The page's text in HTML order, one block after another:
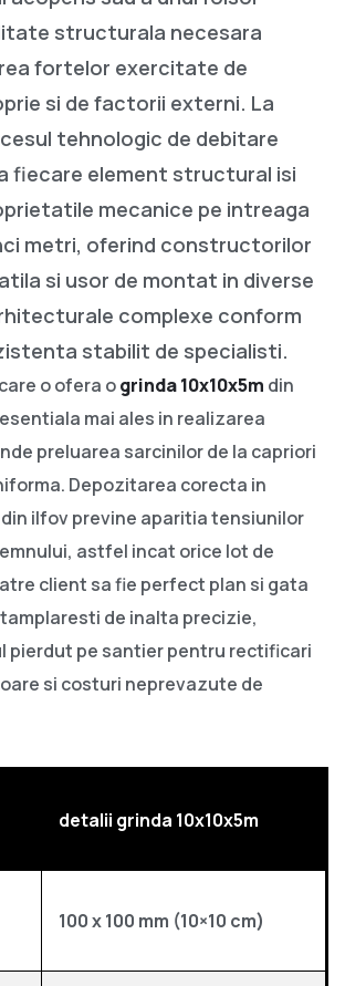
structurala necesara
fortelor exercitate de
si de factorii externi. La
tehnologic de debitare
fiecare element structural isi
mecanice pe intreaga
metri, oferind constructorilor
si usor de montat in diverse
complexe conform
stabilit de specialisti.
o ofera ogrinda 10x10x5m din
mai ales in realizarea
preluarea sarcinilor de la capriori
Depozitarea corecta in
ilfov previne aparitia tensiunilor
astfel incat orice lot de
client sa fie perfect plan si gata
de inalta precizie,
pierdut pe santier pentru rectificari
si costuri neprevazute de
detalii grinda 10x10x5m
100 x 100 mm (10×10 cm)